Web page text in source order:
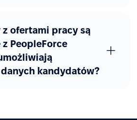
z ofertami pracy są
PeopleForce
kandydatów?